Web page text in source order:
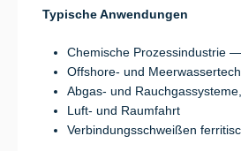
Typische Anwendungen
Chemische Prozessindustrie
Offshore- und
Abgas- und
Luft- und Raumfahrt
Verbindungsschweißen